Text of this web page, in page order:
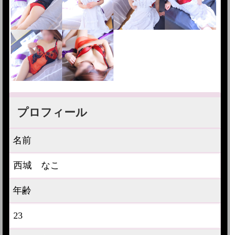
プロフィール
名前
西城 なこ
年齢
23